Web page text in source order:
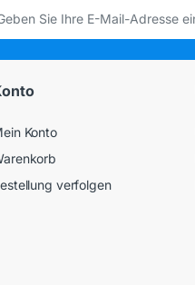
Konto
verfolgen